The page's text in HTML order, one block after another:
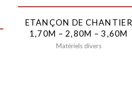
ETANÇON DE CHANTIER
1,70M – 2,80M – 3,60M
Matériels divers